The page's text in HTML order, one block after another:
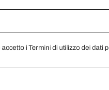
accetto i Termini di utilizzo dei dati